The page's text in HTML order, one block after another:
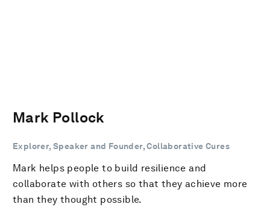
Mark Pollock
Explorer, Speaker and Founder, Collaborative Cures
Mark helps people to build resilience and
collaborate with others so that they achieve more
than they thought possible.